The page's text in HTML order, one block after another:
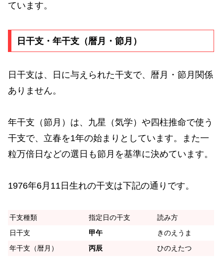
ています。
日干支・年干支（暦月・節月）
日干支は、日に与えられた干支で、暦月・節月関係
ありません。
年干支（節月）は、九星（気学）や四柱推命で使う
干支で、立春を1年の始まりとしています。また一
粒万倍日などの選日も節月を基準に決めています。
1976年6月11日生れの干支は下記の通りです。
干支種類 指定日の干支
読み方
日干支
甲午
きのえうま
年干支（暦月）
丙辰
ひのえたつ